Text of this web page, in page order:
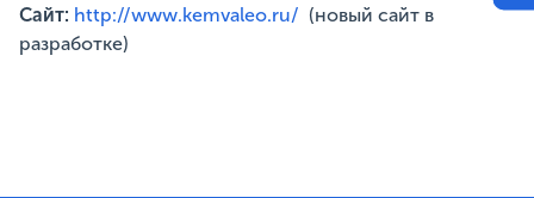
Сайт: http://www.kemvaleo.ru/ (новый сайт в
разработке)